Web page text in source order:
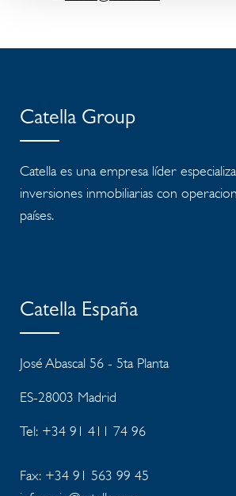
Catella Group
Catella es una empresa líder
inversiones inmobiliarias con
países.
Catella España
José Abascal 56 - 5ta Planta
ES-28003 Madrid
Tel: +34 91 411 74 96
Fax: +34 91 563 99 45